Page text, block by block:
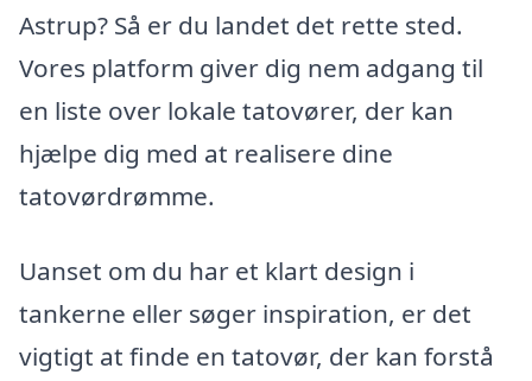
Astrup? Så er du landet det rette sted.
Vores platform giver dig nem adgang til
en liste over lokale tatovører, der kan
hjælpe dig med at realisere dine
tatovørdrømme.
Uanset om du har et klart design i
tankerne eller søger inspiration, er det
vigtigt at finde en tatovør, der kan forstå